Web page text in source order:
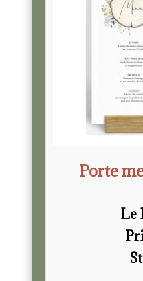
Porte
Le